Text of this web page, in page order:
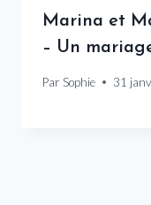
Marina et
– Un
Par Sophie 31